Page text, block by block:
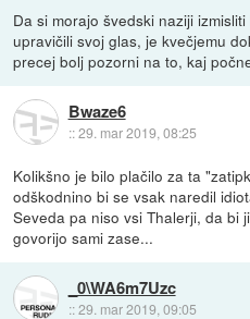
Da si morajo švedski naziji
upravičili svoj glas, je kvečjemu
precej bolj pozorni na to, kaj
Bwaze6
::29. mar 2019, 08:25
Kolikšno je bilo plačilo za ta
odškodnino bi se vsak naredil
Seveda pa niso vsi Thalerji, da bi
govorijo sami zase...
_0\WA6m7Uzc
::29. mar 2019, 09:05